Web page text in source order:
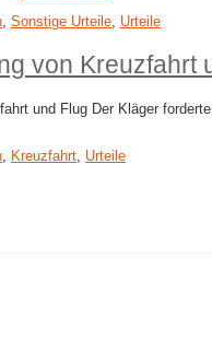
Sonstige Urteile Urteile
von Kreuzfahrt
und Flug Der Kläger
Kreuzfahrt Urteile